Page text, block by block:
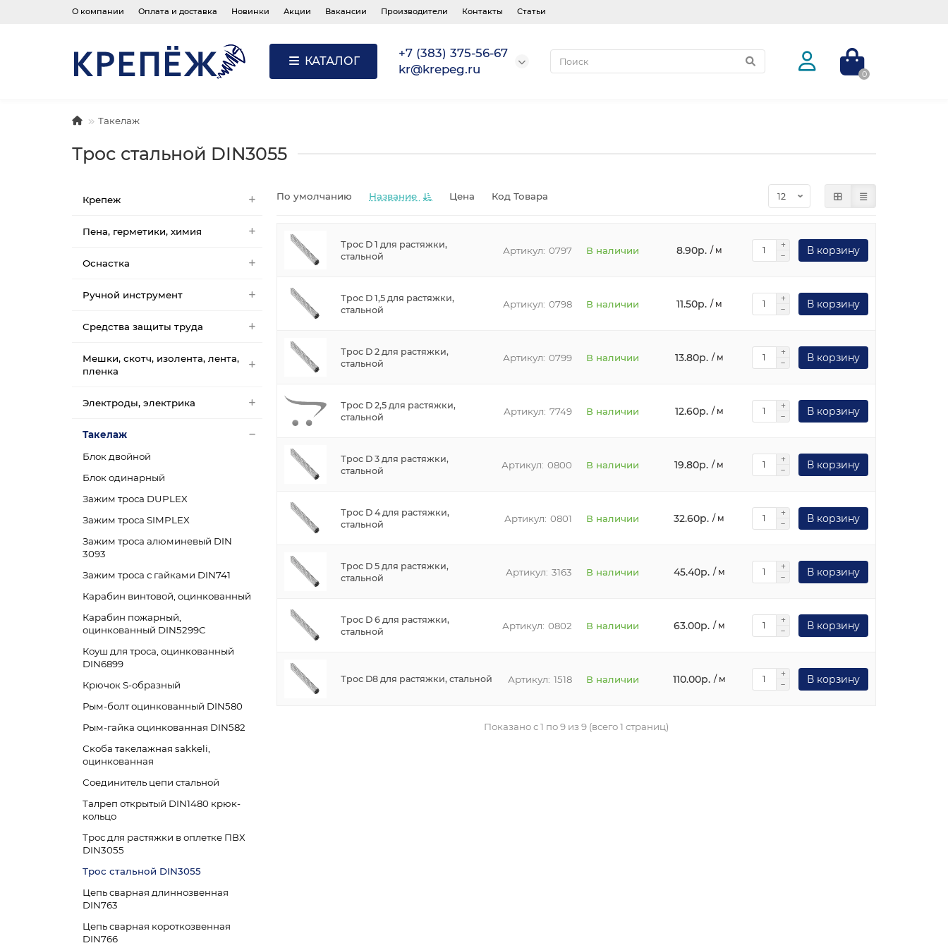
О компании Оплата и доставка Новинки Акции Вакансии Производители Контакты Статьи
КАТАЛОГ
+7 (383) 375-56-67
kr@krepeg.ru
0
Такелаж
Трос стальной DIN3055
Крепеж
Пена, герметики, химия
Оснастка
Ручной инструмент
Средства защиты труда
Мешки, скотч, изолента, лента,
пленка
Электроды, электрика
Такелаж
Блок двойной
Блок одинарный
Зажим троса DUPLEX
Зажим троса SIMPLEX
Зажим троса алюминевый DIN
3093
Зажим троса с гайками DIN741
Карабин винтовой, оцинкованный
Карабин пожарный,
оцинкованный DIN5299C
Коуш для троса, оцинкованный
DIN6899
Крючок S-образный
Рым-болт оцинкованный DIN580
Рым-гайка оцинкованная DIN582
Скоба такелажная sakkeli,
оцинкованная
Соединитель цепи стальной
Талреп открытый DIN1480 крюк-
кольцо
Трос для растяжки в оплетке ПВХ
DIN3055
Трос стальной DIN3055
Цепь сварная длиннозвенная
DIN763
Цепь сварная короткозвенная
DIN766
По умолчанию Название Цена Код Товара
Трос D 1 для растяжки,
стальной
0797 В наличии 8.90р. / м В корзину
Трос D 1,5 для растяжки,
стальной
0798 В наличии 11.50р. / м В корзину
Трос D 2 для растяжки,
стальной
0799 В наличии 13.80р. / м В корзину
Трос D 2,5 для растяжки,
стальной
7749 В наличии 12.60р. / м В корзину
Трос D 3 для растяжки,
стальной
0800 В наличии 19.80р. / м В корзину
Трос D 4 для растяжки,
стальной
0801 В наличии 32.60р. / м В корзину
Трос D 5 для растяжки,
стальной
3163 В наличии 45.40р. / м В корзину
Трос D 6 для растяжки,
стальной
0802 В наличии 63.00р. / м В корзину
Трос D8 для растяжки, стальной 1518 В наличии 110.00р. / м В корзину
Показано с 1 по 9 из 9 (всего 1 страниц)